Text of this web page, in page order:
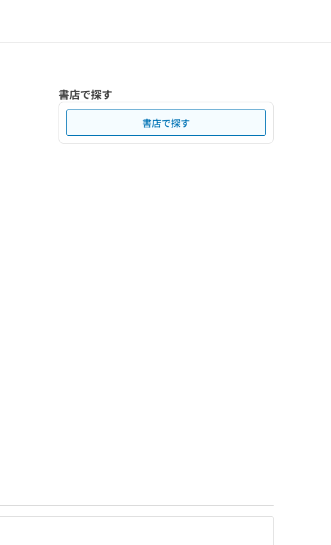
書店で探す
書店で探す